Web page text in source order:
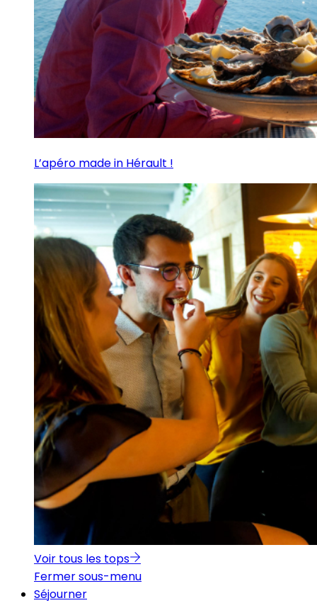
L’apéro made in Hérault !
Voir tous les tops
Fermer sous-menu
Séjourner